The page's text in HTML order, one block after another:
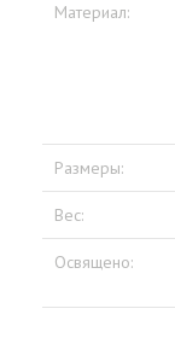
Материал:
Размеры:
Вес:
Освящено: